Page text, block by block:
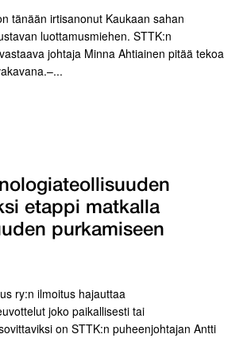
tänään irtisanonut Kaukaan sahan
luottamusmiehen. STTK:n
johtaja Minna Ahtiainen pitää tekoa
etappi matkalla
purkamiseen
ry:n ilmoitus hajauttaa
joko paikallisesti tai
on STTK:n puheenjohtajan Antti